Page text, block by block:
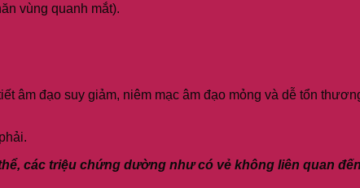
vùng quanh mắt).
âm đạo suy giảm, niêm mạc âm đạo mỏng và dễ tổn
các triệu chứng dường như có vẻ không liên quan